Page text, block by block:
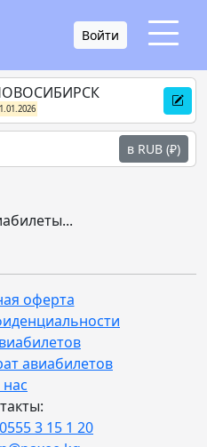
Войти
в RUB (₽)
оферта
авиабилетов
0555 3 15 1 20